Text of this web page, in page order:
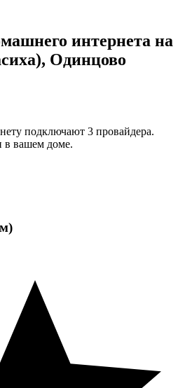
интернета на
Одинцово
подключают 3 провайдера.
в вашем доме.